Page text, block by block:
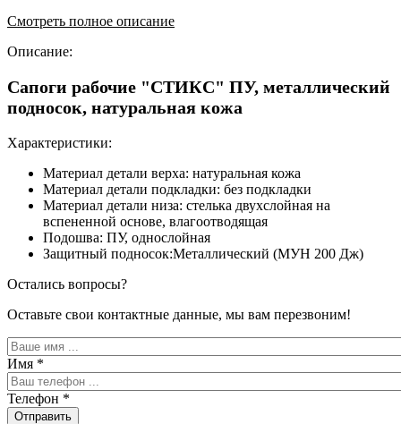
Смотреть полное описание
Описание:
Сапоги рабочие "СТИКС" ПУ, металлический
подносок, натуральная кожа
Характеристики:
Материал детали верха: натуральная кожа
Материал детали подкладки: без подкладки
Материал детали низа: стелька двухслойная на
вспененной основе, влагоотводящая
Подошва: ПУ, однослойная
Защитный подносок:Металлический (МУН 200 Дж)
Остались вопросы?
Оставьте свои контактные данные, мы вам перезвоним!
Имя *
Телефон *
Отправить